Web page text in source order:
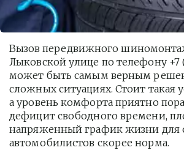
Вызов передвижного
Лыковской улице по телефону +7
может быть самым верным
сложных ситуациях. Стоит такая
а уровень комфорта приятно
дефицит свободного времени,
напряженный график жизни для
автомобилистов скорее норма.